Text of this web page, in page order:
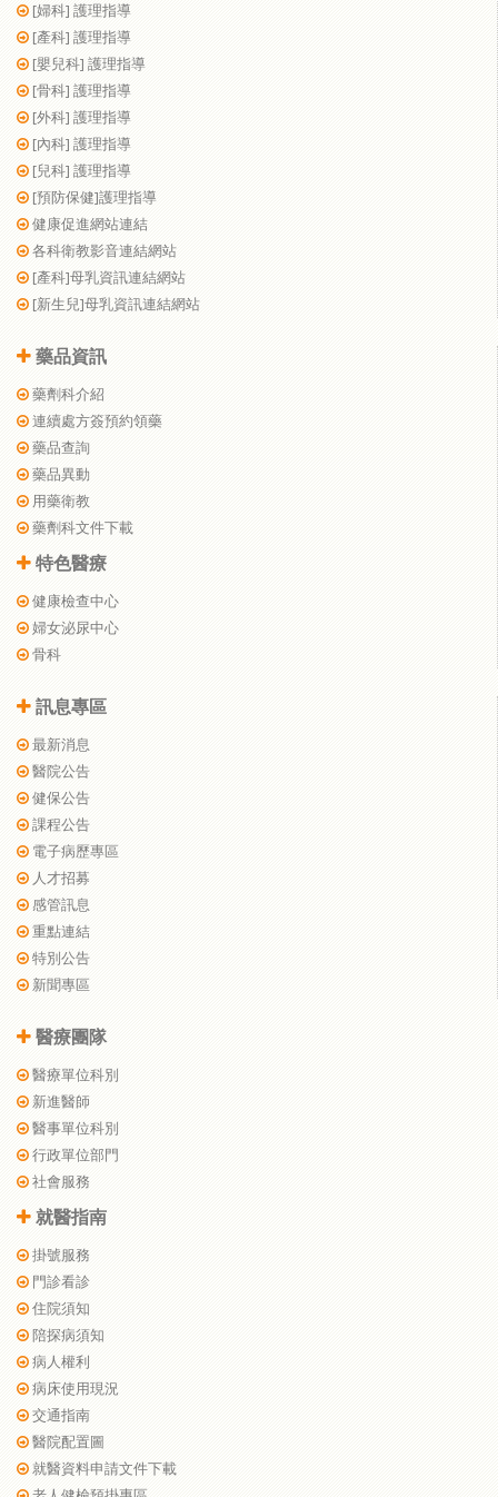
[婦科] 護理指導
[產科] 護理指導
[嬰兒科] 護理指導
[骨科] 護理指導
[外科] 護理指導
[內科] 護理指導
[兒科] 護理指導
[預防保健]護理指導
健康促進網站連結
各科衛教影音連結網站
[產科]母乳資訊連結網站
[新生兒]母乳資訊連結網站
藥品資訊
藥劑科介紹
連續處方簽預約領藥
藥品查詢
藥品異動
用藥衛教
藥劑科文件下載
特色醫療
健康檢查中心
婦女泌尿中心
骨科
訊息專區
最新消息
醫院公告
健保公告
課程公告
電子病歷專區
人才招募
感管訊息
重點連結
特別公告
新聞專區
醫療團隊
醫療單位科別
新進醫師
醫事單位科別
行政單位部門
社會服務
就醫指南
掛號服務
門診看診
住院須知
陪探病須知
病人權利
病床使用現況
交通指南
醫院配置圖
就醫資料申請文件下載